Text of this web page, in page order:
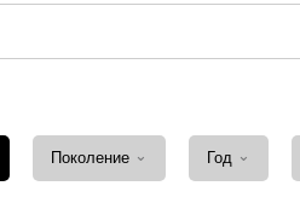
Поколение ⌄ Год ⌄